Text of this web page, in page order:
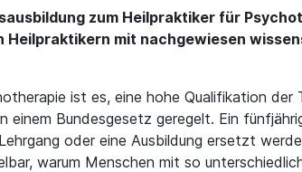
zum Heilpraktiker für
mit nachgewiesen
ist es, eine hohe Qualifikation
einem Bundesgesetz geregelt. Ein
oder eine Ausbildung ersetzt
warum Menschen mit so